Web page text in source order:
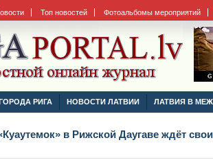
Топ новостей Фотоальбомы мероприятий
РИГА НОВОСТИ ЛАТВИИ ЛАТВИЯ В
в Рижской Даугаве ждёт